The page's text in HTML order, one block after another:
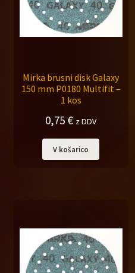
Mirka brusni disk Galaxy
150 mm P0180 Multifit –
1 kos
0,75 € z DDV
V košarico